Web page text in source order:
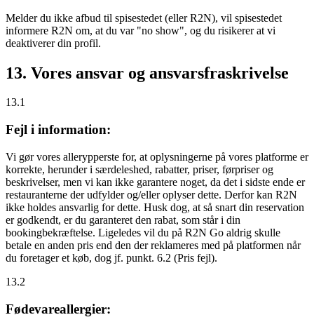
Melder du ikke afbud til spisestedet (eller R2N), vil spisestedet
informere R2N om, at du var "no show", og du risikerer at vi
deaktiverer din profil.
13. Vores ansvar og ansvarsfraskrivelse
13.1
Fejl i information:
Vi gør vores allerypperste for, at oplysningerne på vores platforme er
korrekte, herunder i særdeleshed, rabatter, priser, førpriser og
beskrivelser, men vi kan ikke garantere noget, da det i sidste ende er
restauranterne der udfylder og/eller oplyser dette. Derfor kan R2N
ikke holdes ansvarlig for dette. Husk dog, at så snart din reservation
er godkendt, er du garanteret den rabat, som står i din
bookingbekræftelse. Ligeledes vil du på R2N Go aldrig skulle
betale en anden pris end den der reklameres med på platformen når
du foretager et køb, dog jf. punkt. 6.2 (Pris fejl).
13.2
Fødevareallergier: